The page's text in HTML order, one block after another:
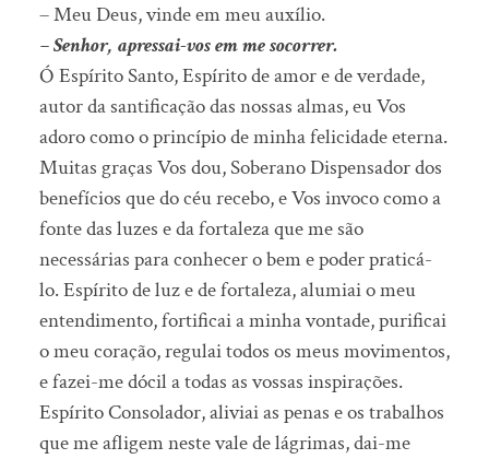
– Meu Deus, vinde em meu auxílio.
– Senhor, apressai-vos em me socorrer.
Ó Espírito Santo, Espírito de amor e de verdade,
autor da santificação das nossas almas, eu Vos
adoro como o princípio de minha felicidade eterna.
Muitas graças Vos dou, Soberano Dispensador dos
benefícios que do céu recebo, e Vos invoco como a
fonte das luzes e da fortaleza que me são
necessárias para conhecer o bem e poder praticá-
lo. Espírito de luz e de fortaleza, alumiai o meu
entendimento, fortificai a minha vontade, purificai
o meu coração, regulai todos os meus movimentos,
e fazei-me dócil a todas as vossas inspirações.
Espírito Consolador, aliviai as penas e os trabalhos
que me afligem neste vale de lágrimas, dai-me